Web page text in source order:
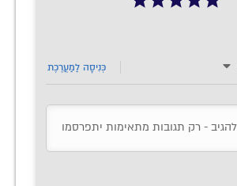
כְּנִיסָה לַמַעֲרֶכֶת